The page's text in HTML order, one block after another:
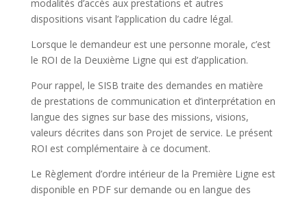
modalités d’accès aux prestations et autres
dispositions visant l’application du cadre légal.
Lorsque le demandeur est une personne morale, c’est
le ROI de la Deuxième Ligne qui est d’application.
Pour rappel, le SISB traite des demandes en matière
de prestations de communication et d’interprétation en
langue des signes sur base des missions, visions,
valeurs décrites dans son Projet de service. Le présent
ROI est complémentaire à ce document.
Le Règlement d’ordre intérieur de la Première Ligne est
disponible en PDF sur demande ou en langue des